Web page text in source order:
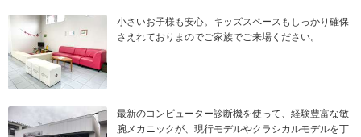
小さいお子様も安心。キッズスペースもしっかり確保
さえれておりまのでご家族でご来場ください。
最新のコンピューター診断機を使って、経験豊富な敏
腕メカニックが、現行モデルやクラシカルモデルを丁